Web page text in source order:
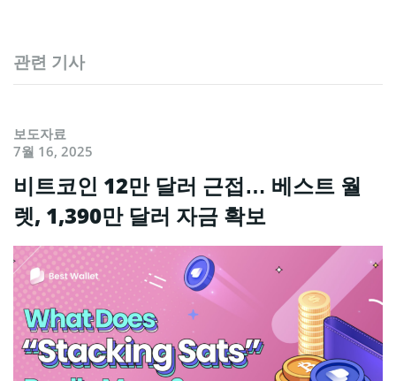
관련 기사
보도자료
7월 16, 2025
비트코인 12만 달러 근접… 베스트 월
렛, 1,390만 달러 자금 확보